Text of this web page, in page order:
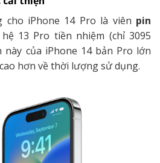
cho iPhone 14 Pro là viên pin
13 Pro tiền nhiệm (chỉ 3095
của iPhone 14 bản Pro lớn
hơn về thời lượng sử dụng.